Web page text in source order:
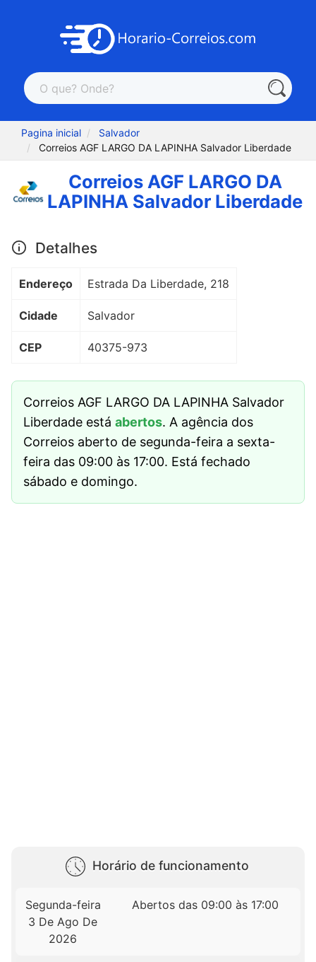
Pagina inicial
Salvador
Correios AGF LARGO DA LAPINHA Salvador Liberdade
Correios AGF LARGO DA
LAPINHA Salvador Liberdade
Detalhes
Endereço Estrada Da Liberdade, 218
Cidade Salvador
CEP 40375-973
Correios AGF LARGO DA LAPINHA Salvador
Liberdade está abertos. A agência dos
Correios aberto de segunda-feira a sexta-
feira das 09:00 às 17:00. Está fechado
sábado e domingo.
Horário de funcionamento
Segunda-feira
3 De Ago De
2026
Abertos das 09:00 às 17:00